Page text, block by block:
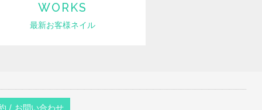
WORKS
最新お客様ネイル
/ お問い合わせ